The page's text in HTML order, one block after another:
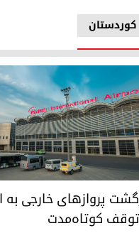
کوردستان
پروازهای خارجی به
پروازهای خارجی
توقف کوتاه‌مدت